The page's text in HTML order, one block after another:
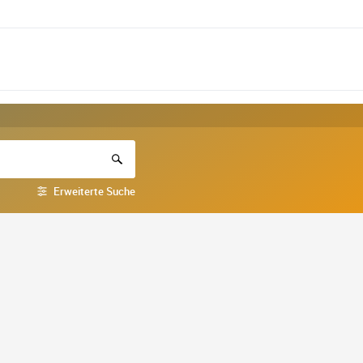
Erweiterte Suche